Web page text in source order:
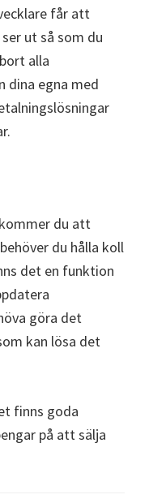
får att
ut så som du
alla
dina egna med
du att
du hålla koll
det en funktion
göra det
kan lösa det
finns goda
på att sälja